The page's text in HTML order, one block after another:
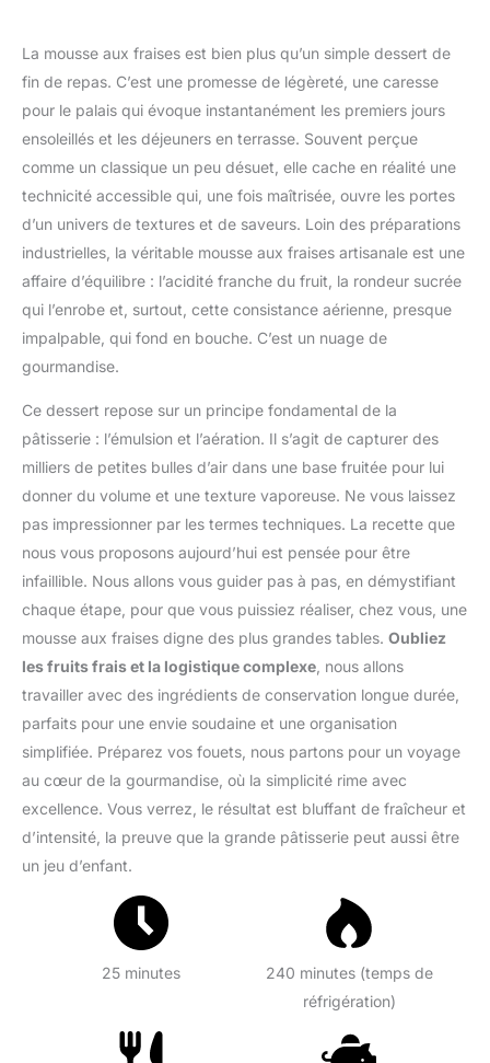
La mousse aux fraises est bien plus qu’un simple dessert de
fin de repas. C’est une promesse de légèreté, une caresse
pour le palais qui évoque instantanément les premiers jours
ensoleillés et les déjeuners en terrasse. Souvent perçue
comme un classique un peu désuet, elle cache en réalité une
technicité accessible qui, une fois maîtrisée, ouvre les portes
d’un univers de textures et de saveurs. Loin des préparations
industrielles, la véritable mousse aux fraises artisanale est une
affaire d’équilibre : l’acidité franche du fruit, la rondeur sucrée
qui l’enrobe et, surtout, cette consistance aérienne, presque
impalpable, qui fond en bouche. C’est un nuage de
gourmandise.
Ce dessert repose sur un principe fondamental de la
pâtisserie : l’émulsion et l’aération. Il s’agit de capturer des
milliers de petites bulles d’air dans une base fruitée pour lui
donner du volume et une texture vaporeuse. Ne vous laissez
pas impressionner par les termes techniques. La recette que
nous vous proposons aujourd’hui est pensée pour être
infaillible. Nous allons vous guider pas à pas, en démystifiant
chaque étape, pour que vous puissiez réaliser, chez vous, une
mousse aux fraises digne des plus grandes tables. Oubliez
les fruits frais et la logistique complexe , nous allons
travailler avec des ingrédients de conservation longue durée,
parfaits pour une envie soudaine et une organisation
simplifiée. Préparez vos fouets, nous partons pour un voyage
au cœur de la gourmandise, où la simplicité rime avec
excellence. Vous verrez, le résultat est bluffant de fraîcheur et
d’intensité, la preuve que la grande pâtisserie peut aussi être
un jeu d’enfant.
25 minutes
240 minutes (temps de
réfrigération)